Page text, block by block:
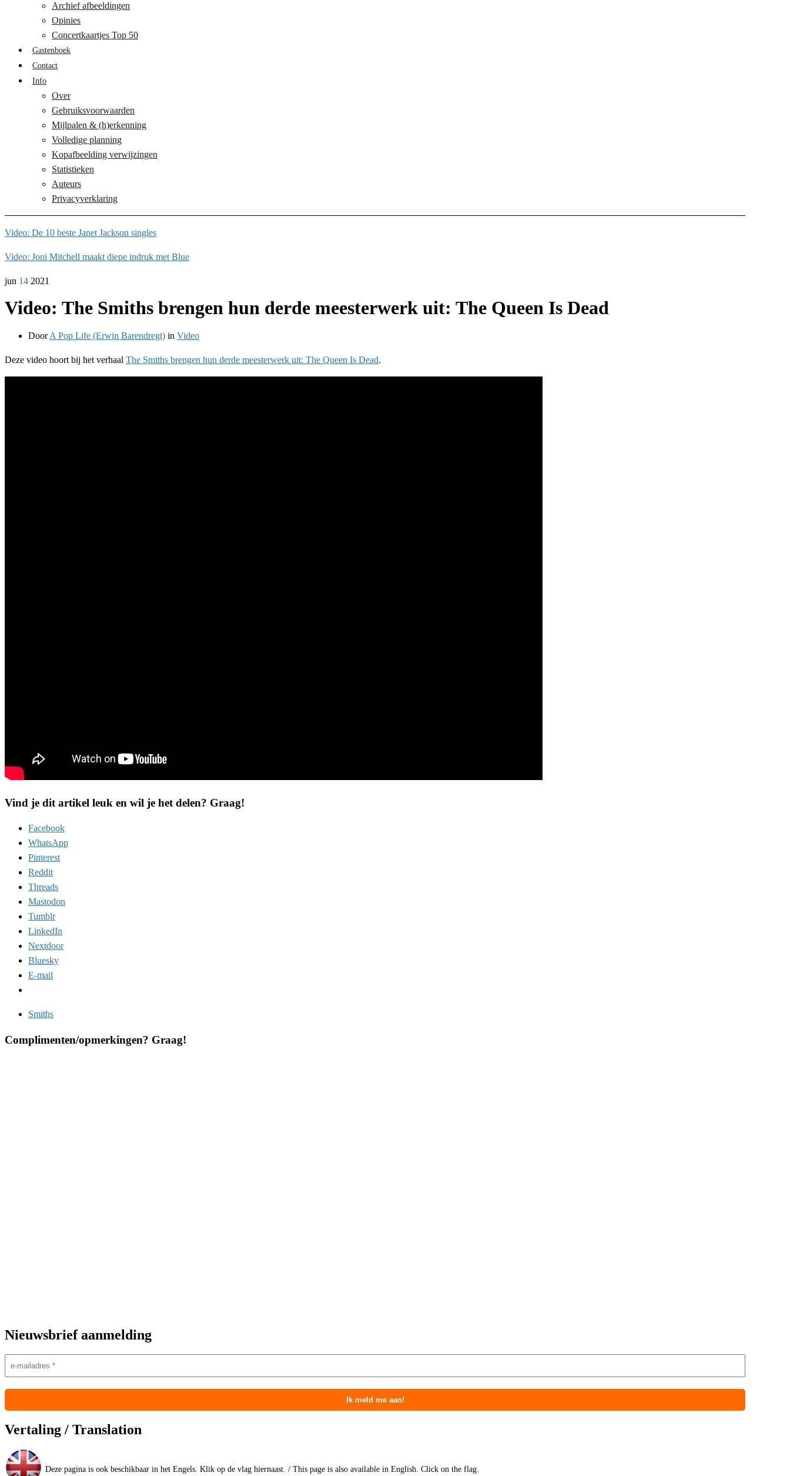
Archief afbeeldingen
Opinies
Concertkaartjes Top 50
Gastenboek
Contact
Info
Over
Gebruiksvoorwaarden
Mijlpalen & (h)erkenning
Volledige planning
Kopafbeelding verwijzingen
Statistieken
Auteurs
Privacyverklaring
Video: De 10 beste Janet Jackson singles
Video: Joni Mitchell maakt diepe indruk met Blue
jun 14 2021
Video: The Smiths brengen hun derde meesterwerk uit: The Queen Is Dead
DoorA Pop Life (Erwin Barendregt) in Video
Deze video hoort bij het verhaal The Smiths brengen hun derde meesterwerk uit: The Queen Is Dead.
Vind je dit artikel leuk en wil je het delen? Graag!
Facebook
WhatsApp
Pinterest
Reddit
Threads
Mastodon
Tumblr
LinkedIn
Nextdoor
Bluesky
E-mail
Smiths
Complimenten/opmerkingen? Graag!
Nieuwsbrief aanmelding
Vertaling / Translation
Deze pagina is ook beschikbaar in het Engels. Klik op de vlag hiernaast. / This page is also available in English. Click on the flag.